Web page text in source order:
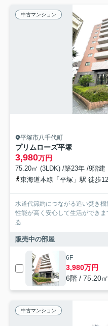
中古マンション
平塚市八千代町
プリムローズ平塚
3,980万円
75.20㎡ (3LDK) /築23年 /9階建
東海道本線「平塚」駅 徒歩
水道代節約につながる追い焚き
性能が高く安心して生活ができ
る
販売中の部屋
6F
3,980万円
6階 / 75.20
中古マンション